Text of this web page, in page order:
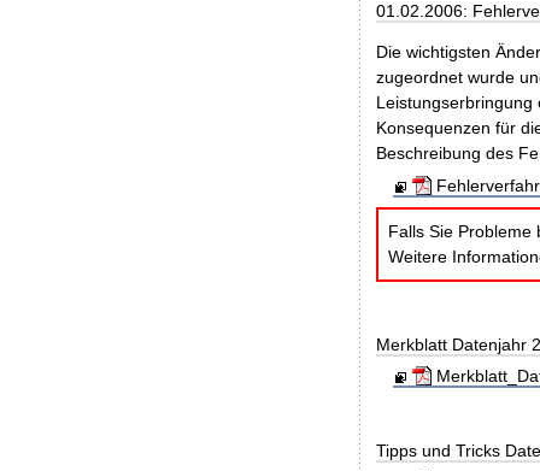
01.02.2006:
Die wichtigsten
zugeordnet wurde
Konsequenzen für
Beschreibung des
Falls Sie Probleme
Weitere
Merkblatt Datenjahr
Tipps und Tricks